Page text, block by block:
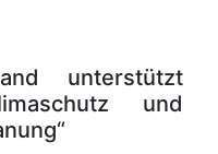
unterstützt
und